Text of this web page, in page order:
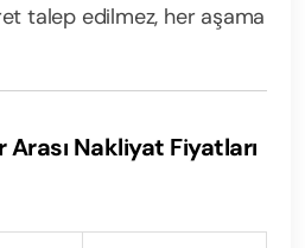
talep edilmez, her aşama
Arası Nakliyat Fiyatları